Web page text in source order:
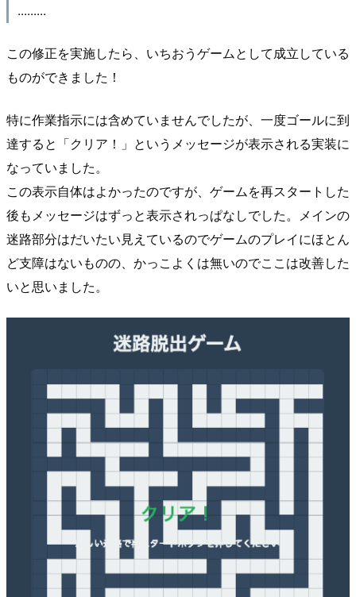
.........
この修正を実施したら、いちおうゲームとして成立している
ものができました！
特に作業指示には含めていませんでしたが、一度ゴールに到
達すると「クリア！」というメッセージが表示される実装に
なっていました。
この表示自体はよかったのですが、ゲームを再スタートした
後もメッセージはずっと表示されっぱなしでした。メインの
迷路部分はだいたい見えているのでゲームのプレイにほとん
ど支障はないものの、かっこよくは無いのでここは改善した
いと思いました。